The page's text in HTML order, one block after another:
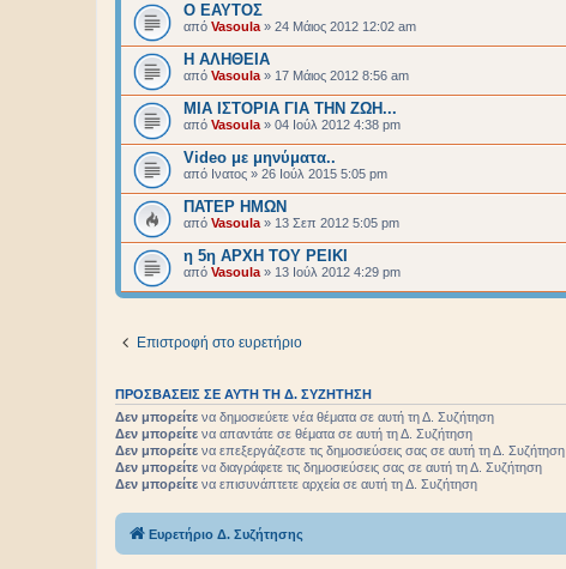
O EAYTOΣ
από Vasoula » 24 Μάιος 2012 12:02 am
Η ΑΛΗΘΕΙΑ
από Vasoula » 17 Μάιος 2012 8:56 am
ΜΙΑ ΙΣΤΟΡΙΑ ΓΙΑ ΤΗΝ ΖΩΗ...
από Vasoula » 04 Ιούλ 2012 4:38 pm
Video με μηνύματα..
από Ινατος » 26 Ιούλ 2015 5:05 pm
ΠΑΤΕΡ ΗΜΩΝ
από Vasoula » 13 Σεπ 2012 5:05 pm
η 5η ΑΡΧΗ ΤΟΥ ΡΕΙΚΙ
από Vasoula » 13 Ιούλ 2012 4:29 pm
Επιστροφή στο ευρετήριο
ΠΡΟΣΒΆΣΕΙΣ ΣΕ ΑΥΤΉ ΤΗ Δ. ΣΥΖΉΤΗΣΗ
Δεν μπορείτε να δημοσιεύετε νέα θέματα σε αυτή τη Δ. Συζήτηση
Δεν μπορείτε να απαντάτε σε θέματα σε αυτή τη Δ. Συζήτηση
Δεν μπορείτε να επεξεργάζεστε τις δημοσιεύσεις σας σε αυτή τη Δ. Συζήτηση
Δεν μπορείτε να διαγράφετε τις δημοσιεύσεις σας σε αυτή τη Δ. Συζήτηση
Δεν μπορείτε να επισυνάπτετε αρχεία σε αυτή τη Δ. Συζήτηση
Ευρετήριο Δ. Συζήτησης